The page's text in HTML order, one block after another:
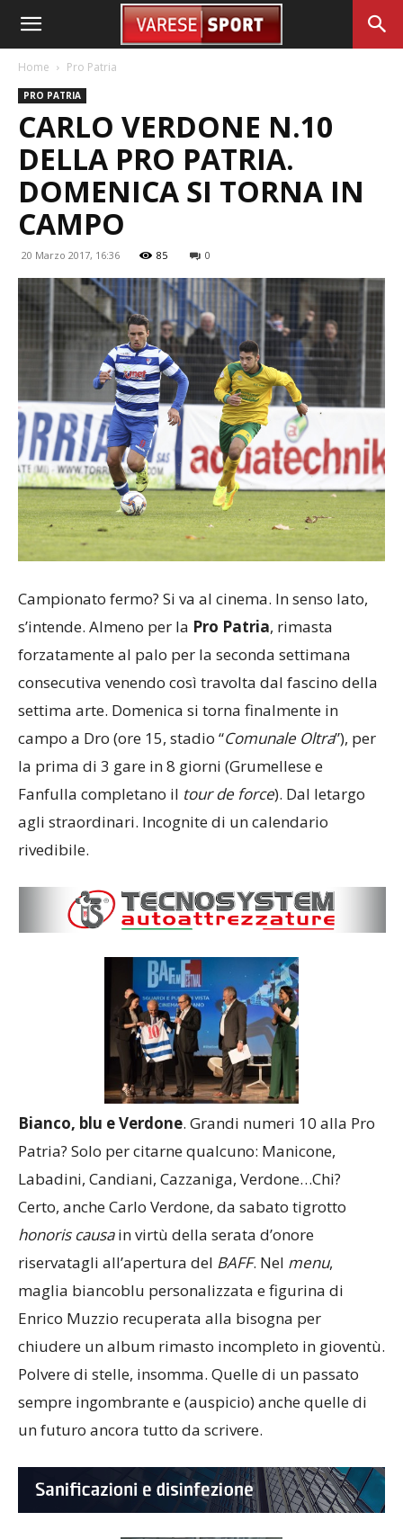
Home Pro Patria
PRO PATRIA
CARLO VERDONE N.10
DELLA PRO PATRIA.
DOMENICA SI TORNA IN
CAMPO
20 Marzo 2017, 16:36 85 0
Campionato fermo? Si va al cinema. In senso lato,
s’intende. Almeno per la Pro Patria, rimasta
forzatamente al palo per la seconda settimana
consecutiva venendo così travolta dal fascino della
settima arte. Domenica si torna finalmente in
campo a Dro (ore 15, stadio “Comunale Oltra”), per
la prima di 3 gare in 8 giorni (Grumellese e
Fanfulla completano il tour de force). Dal letargo
agli straordinari. Incognite di un calendario
rivedibile.
Bianco, blu e Verdone. Grandi numeri 10 alla Pro
Patria? Solo per citarne qualcuno: Manicone,
Labadini, Candiani, Cazzaniga, Verdone…Chi?
Certo, anche Carlo Verdone, da sabato tigrotto
honoris causain virtù della serata d’onore
riservatagli all’apertura del BAFF. Nel menu,
maglia biancoblu personalizzata e figurina di
Enrico Muzzio recuperata alla bisogna per
chiudere un album rimasto incompleto in gioventù.
Polvere di stelle, insomma. Quelle di un passato
sempre ingombrante e (auspicio) anche quelle di
un futuro ancora tutto da scrivere.